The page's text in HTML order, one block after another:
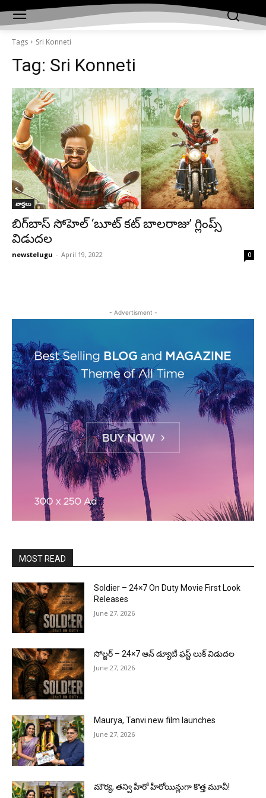
Tags Sri Konneti
Tag: Sri Konneti
వార్తలు
బిగ్‌బాస్‌ సోహెల్‌ ‘బూట్ క‌ట్ బాల‌రాజు’ గ్లింప్స్
విడుద‌ల‌
newstelugu - April 19, 2022 0
- Advertisment -
MOST READ
Soldier – 24×7 On Duty Movie First Look
Releases
June 27, 2026
సోల్జర్ – 24×7 ఆన్ డ్యూటీ ఫస్ట్ లుక్ విడుదల
June 27, 2026
Maurya, Tanvi new film launches
June 27, 2026
మౌర్య‌, త‌న్వి హీరో హీరోయిన్లుగా కొత్త మూవీ!